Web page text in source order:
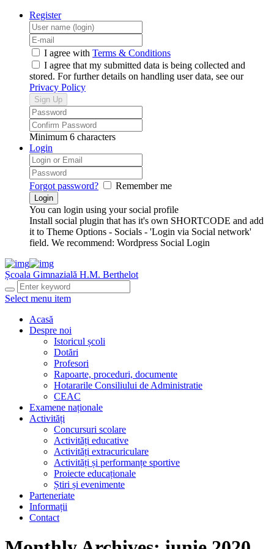
Register
I agree with Terms & Conditions
I agree that my submitted data is being collected and
stored. For further details on handling user data, see our
Privacy Policy
Minimum 6 characters
Login
Forgot password? Remember me
You can login using your social profile
Install social plugin that has it's own SHORTCODE and add
it to Theme Options - Socials - 'Login via Social network'
field. We recommend: Wordpress Social Login
Școala Gimnazială H.M. Berthelot
Select menu item
Acasă
Despre noi
Istoricul școli
Dotări
Profesori
Rapoarte, proceduri, documente
Hotararile Consiliului de Administratie
CEAC
Examene naționale
Activități
Concursuri scolare
Activități educative
Activități extracuriculare
Activități și performanțe sportive
Proiecte educaționale
Știri și evenimente
Parteneriate
Informații
Contact